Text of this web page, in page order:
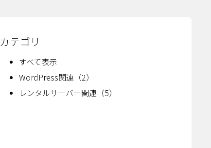
カテゴリ
すべて表示
WordPress関連（2）
レンタルサーバー関連（5）